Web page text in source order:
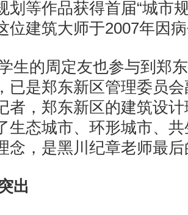
划等作品获得首届“城市
位建筑大师于2007年因
生的周定友也参与到郑
已是郑东新区管理委员
者，郑东新区的建筑设
生态城市、环形城市、
念，是黑川纪章老师最
出